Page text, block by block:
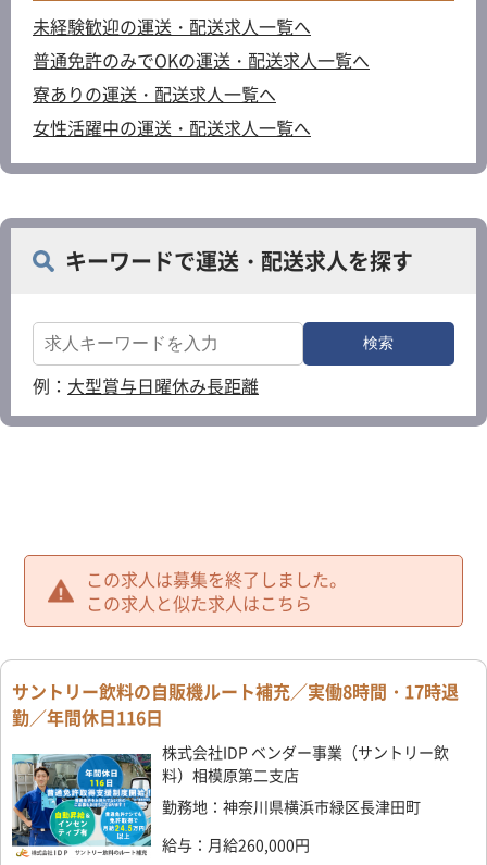
未経験歓迎の運送・配送求人一覧へ
普通免許のみでOKの運送・配送求人一覧へ
寮ありの運送・配送求人一覧へ
女性活躍中の運送・配送求人一覧へ
キーワードで運送・配送求人を探す
例： 大型賞与日曜休み長距離
この求人は募集を終了しました。
この求人と似た求人はこちら
サントリー飲料の自販機ルート補充／実働8時間・17時退
勤／年間休日116日
株式会社IDP ベンダー事業（サントリー飲
料）相模原第二支店
勤務地：神奈川県横浜市緑区長津田町
給与：月給260,000円